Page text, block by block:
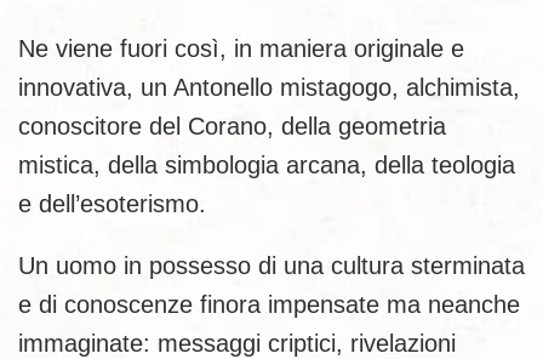
Ne viene fuori così, in maniera originale e
innovativa, un Antonello mistagogo, alchimista,
conoscitore del Corano, della geometria
mistica, della simbologia arcana, della teologia
e dell’esoterismo.
Un uomo in possesso di una cultura sterminata
e di conoscenze finora impensate ma neanche
immaginate: messaggi criptici, rivelazioni